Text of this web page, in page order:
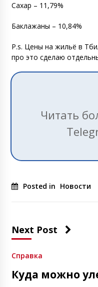
Сахар – 11,79%
Баклажаны – 10,84%
P.s. Цены на жильё в
про это сделаю
Читать
Posted in Новости
Next Post
Справка
Куда можно